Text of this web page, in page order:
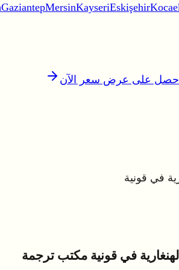
GaziantepMersinKayseriEskişehir
احصل على عرض سعر الآن
في قونية
في قونية مكتب ترجمة